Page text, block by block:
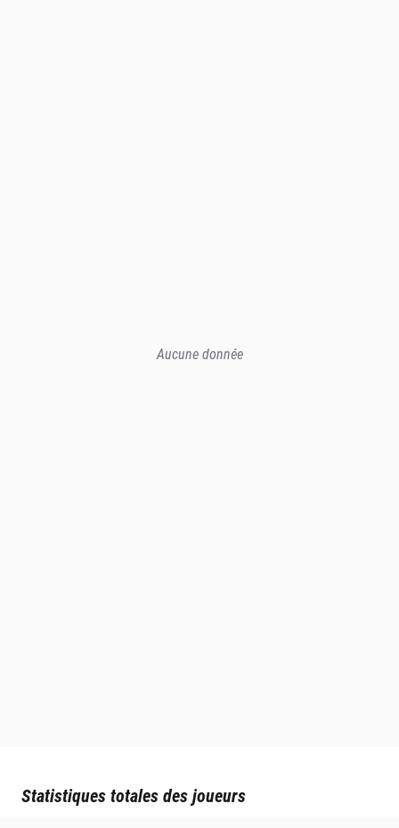
Aucune donnée
Statistiques totales des joueurs